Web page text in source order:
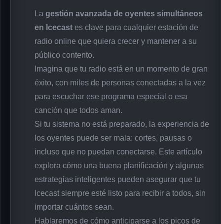
La gestión avanzada de oyentes simultáneos
en Icecast es clave para cualquier estación de
radio online que quiera crecer y mantener a su
público contento.
Imagina que tu radio está en un momento de gran
éxito, con miles de personas conectadas a la vez
para escuchar ese programa especial o esa
canción que todos aman.
Si tu sistema no está preparado, la experiencia de
los oyentes puede ser mala: cortes, pausas o
incluso que no puedan conectarse. Este artículo
explora cómo una buena planificación y algunas
estrategias inteligentes pueden asegurar que tu
Icecast siempre esté listo para recibir a todos, sin
importar cuántos sean.
Hablaremos de cómo anticiparse a los picos de